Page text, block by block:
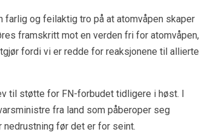
og feilaktig tro på at atomvåpen skaper
framskritt mot en verden fri for atomvåpen,
fordi vi er redde for reaksjonene til allierte
til støtte for FN-forbudet tidligere i høst. I
fra land som påberoper seg
før det er for seint.